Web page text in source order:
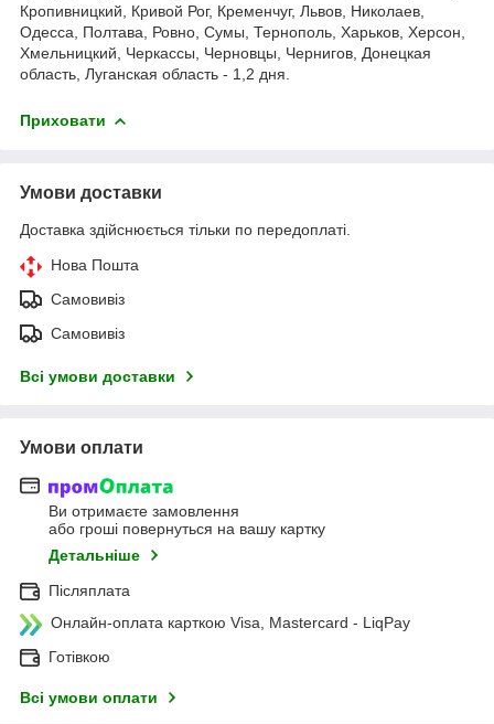
Кропивницкий, Кривой Рог, Кременчуг, Львов, Николаев,
Одесса, Полтава, Ровно, Сумы, Тернополь, Харьков, Херсон,
Хмельницкий, Черкассы, Черновцы, Чернигов, Донецкая
область, Луганская область - 1,2 дня.
Приховати
Умови доставки
Доставка здійснюється тільки по передоплаті.
Нова Пошта
Самовивіз
Самовивіз
Всі умови доставки
Умови оплати
Ви отримаєте замовлення
або гроші повернуться на вашу картку
Детальніше
Післяплата
Онлайн-оплата карткою Visa, Mastercard - LiqPay
Готівкою
Всі умови оплати